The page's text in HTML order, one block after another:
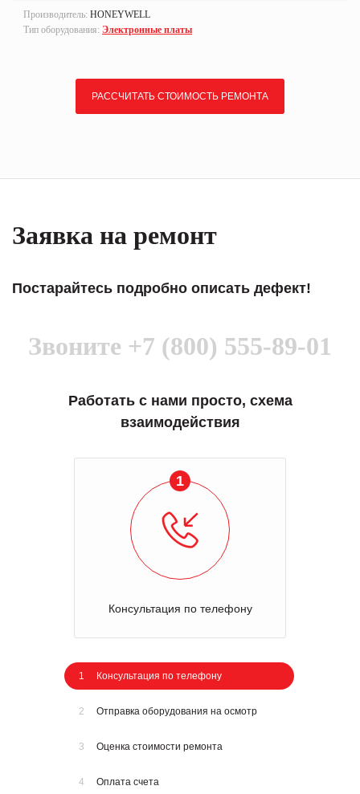
Производитель: HONEYWELL
Тип оборудования: Электронные платы
РАССЧИТАТЬ СТОИМОСТЬ РЕМОНТА
Заявка на ремонт
Постарайтесь подробно описать дефект!
Звоните +7 (800) 555-89-01
Работать с нами просто, схема
взаимодействия
1
Консультация по телефону
1 Консультация по телефону
2 Отправка оборудования на осмотр
3 Оценка стоимости ремонта
4 Оплата счета